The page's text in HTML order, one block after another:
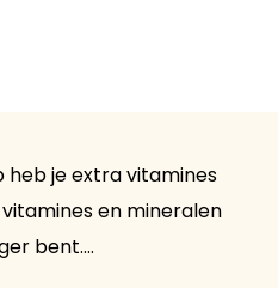
heb je extra vitamines
en mineralen
bent....